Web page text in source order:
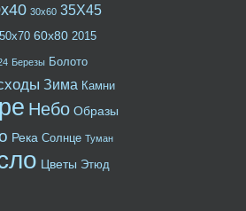
30х60 35Х45
50х70 60х80 2015
Березы Болото
Зима Камни
Небо Образы
Река Солнце Туман
Цветы Этюд